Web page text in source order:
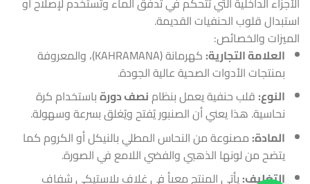
استبدال قلوب الحنفيات القديمة.
الميزات والخصائص:
العلامة التجارية:
كهرمانة (KAHRAMANA)، والمعروفة
بمنتجات الأدوات الصحية عالية الجودة.
النوع: قلب حنفية يعمل بنظامنصف دورةباستخدام كرة
نحاسية. هذا يعني أن الصنبور يُفتح ويُغلق بسرعة وسهولة.
المادة: مصنوعة من النحاس المطلي بالنيكل أو الكروم كما
يتضح من لونها الذهبي والفضي اللامع في الصورة.
التغليف:يأتي المنتج معبأ في غلاف بلاستيكي شفاف